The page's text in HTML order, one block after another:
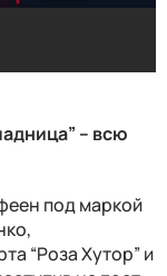
– всю
под маркой
“Роза Хутор” и